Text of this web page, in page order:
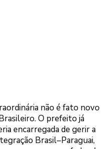
não é fato novo
O prefeito já
encarregada de gerir a
Brasil–Paraguai,